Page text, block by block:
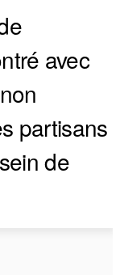
avec
partisans
de